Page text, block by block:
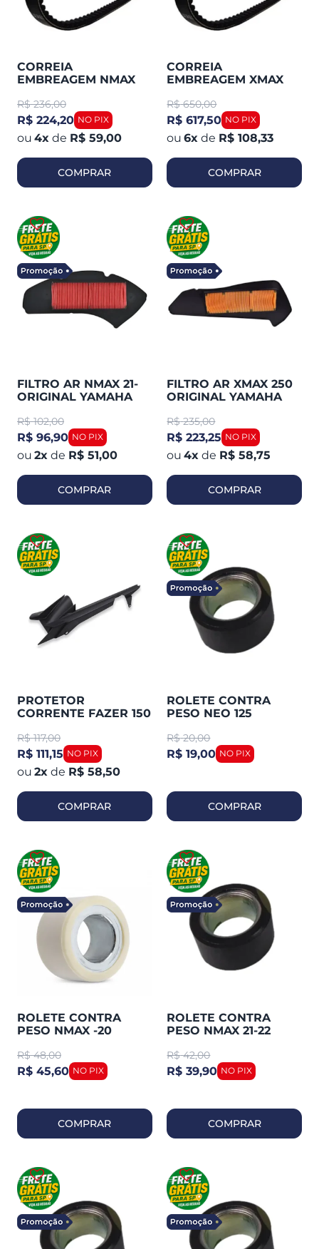
CORREIA
EMBREAGEM NMAX
YAMAHA
R$ 236,00
R$ 224,20
4x de R$ 59,00
COMPRAR
CORREIA
EMBREAGEM XMAX
YAMAHA
R$ 650,00
R$ 617,50
6x de R$ 108,33
COMPRAR
FILTRO AR NMAX 21-
ORIGINAL YAMAHA
R$ 102,00
R$ 96,90
2x de R$ 51,00
COMPRAR
FILTRO AR XMAX 250
ORIGINAL YAMAHA
R$ 235,00
R$ 223,25
4x de R$ 58,75
COMPRAR
PROTETOR
CORRENTE FAZER 150
FACTOR 125 17-
ORIGINAL YAMAHA
R$ 117,00
R$ 111,15
2x de R$ 58,50
COMPRAR
ROLETE CONTRA
PESO NEO 125
(CADA)
R$ 20,00
R$ 19,00
COMPRAR
ROLETE CONTRA
PESO NMAX -20
(CADA)
R$ 48,00
R$ 45,60
COMPRAR
ROLETE CONTRA
PESO NMAX 21-22
(CADA)
R$ 42,00
R$ 39,90
COMPRAR